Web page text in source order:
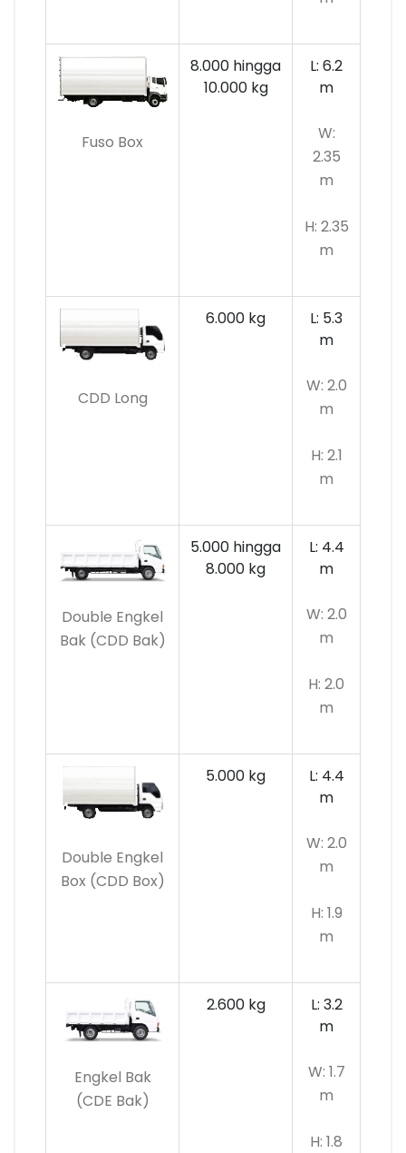
Fuso Box
8.000 hingga
10.000 kg
L: 6.2
m
W:
2.35
m
H: 2.35
m
CDD Long
6.000 kg
L: 5.3
m
W: 2.0
m
H: 2.1
m
Double Engkel
Bak (CDD Bak)
5.000 hingga
8.000 kg
L: 4.4
m
W: 2.0
m
H: 2.0
m
Double Engkel
Box (CDD Box)
5.000 kg
L: 4.4
m
W: 2.0
m
H: 1.9
m
Engkel Bak
(CDE Bak)
2.600 kg
L: 3.2
m
W: 1.7
m
H: 1.8